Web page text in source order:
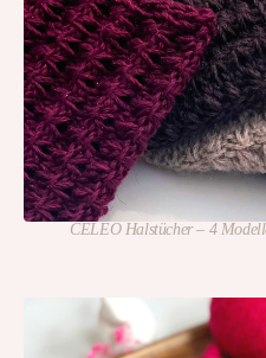
CELEO Halstücher – 4